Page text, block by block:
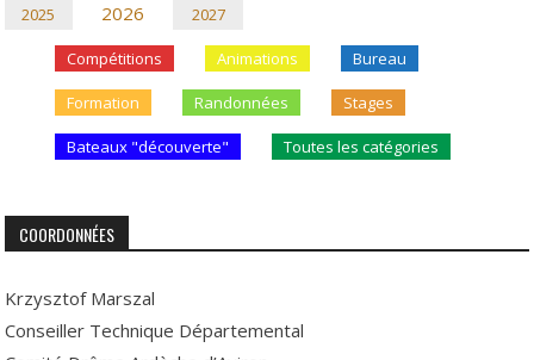
2025 2026 2027
Compétitions Animations Bureau
Formation Randonnées Stages
Bateaux "découverte" Toutes les catégories
COORDONNÉES
Krzysztof Marszal
Conseiller Technique Départemental